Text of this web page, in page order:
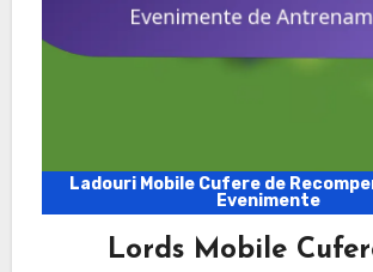
Ladouri Mobile Cufere de
Evenimente
Lords Mobile